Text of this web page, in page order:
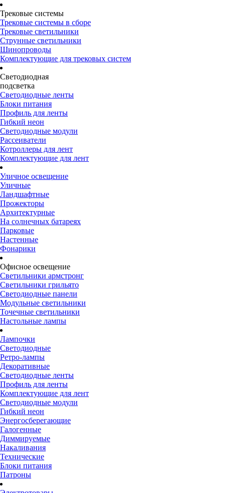
Трековые системы
Трековые системы в сборе
Трековые светильники
Струнные светильники
Шинопроводы
Комплектующие для трековых систем
Светодиодная
подсветка
Светодиодные ленты
Блоки питания
Профиль для ленты
Гибкий неон
Светодиодные модули
Рассеиватели
Котроллеры для лент
Комплектующие для лент
Уличное освещение
Уличные
Ландшафтные
Прожекторы
Архитектурные
На солнечных батареях
Парковые
Настенные
Фонарики
Офисное освещение
Светильники армстронг
Светильники грильято
Светодиодные панели
Модульные светильники
Точечные светильники
Настольные лампы
Лампочки
Светодиодные
Ретро-лампы
Декоративные
Светодиодные ленты
Профиль для ленты
Комплектующие для лент
Светодиодные модули
Гибкий неон
Энергосберегающие
Галогенные
Диммируемые
Накаливания
Технические
Блоки питания
Патроны